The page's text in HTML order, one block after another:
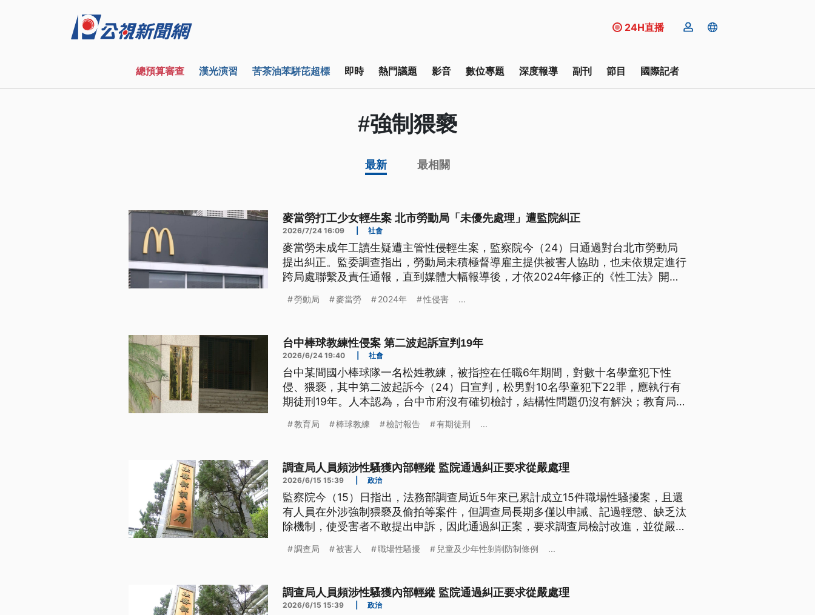
24H直播
總預算審查 漢光演習 苦茶油苯駢芘超標 即時 熱門議題 影音 數位專題 深度報導 副刊 節目 國際記者
#強制猥褻
最新 最相關
麥當勞打工少女輕生案 北市勞動局「未優先處理」遭監院糾正
2026/7/24 16:09 社會
麥當勞未成年工讀生疑遭主管性侵輕生案，監察院今（24）日通過對台北市勞動局
提出糾正。監委調查指出，勞動局未積極督導雇主提供被害人協助，也未依規定進行
跨局處聯繫及責任通報，直到媒體大幅報導後，才依2024年修正的《性工法》開罰
勞動局 麥當勞 2024年 性侵害 ...
台中棒球教練性侵案 第二波起訴宣判19年
2026/6/24 19:40 社會
台中某間國小棒球隊一名松姓教練，被指控在任職6年期間，對數十名學童犯下性
侵、猥褻，其中第二波起訴今（24）日宣判，松男對10名學童犯下22罪，應執行有
期徒刑19年。人本認為，台中市府沒有確切檢討，結構性問題仍沒有解決；教育局
教育局 棒球教練 檢討報告 有期徒刑 ...
調查局人員頻涉性騷獲內部輕縱 監院通過糾正要求從嚴處理
2026/6/15 15:39 政治
監察院今（15）日指出，法務部調查局近5年來已累計成立15件職場性騷擾案，且還
有人員在外涉強制猥褻及偷拍等案件，但調查局長期多僅以申誡、記過輕懲、缺乏汰
除機制，使受害者不敢提出申訴，因此通過糾正案，要求調查局檢討改進，並從嚴處
調查局 被害人 職場性騷擾 兒童及少年性剝削防制條例 ...
調查局人員頻涉性騷獲內部輕縱 監院通過糾正要求從嚴處理
2026/6/15 15:39 政治